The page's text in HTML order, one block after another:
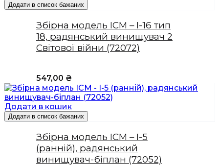
Додати в список бажаних
Збірна модель ICM – І-16 тип
18, радянський винищувач 2
Світової війни (72072)
547,00 ₴
Додати в кошик
Додати в список бажаних
Збірна модель ICM – І-5
(ранній), радянський
винищувач-біплан (72052)